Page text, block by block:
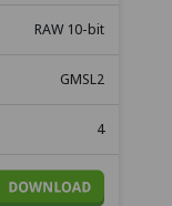
RAW 10-bit
GMSL2
4